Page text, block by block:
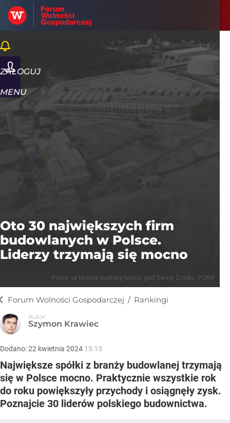
ZALOGUJ
MENU
Rankingi
Oto 30 największych firm
budowlanych w Polsce.
Liderzy trzymają się mocno
Prace na terenie budowy tunelu pod Świną Źródło: PORR
Forum Wolności Gospodarczej / Rankingi
Autor:
Szymon Krawiec
Dodano:22 kwietnia 2024 15:13
Największe spółki z branży budowlanej trzymają
się w Polsce mocno. Praktycznie wszystkie rok
do roku powiększyły przychody i osiągnęły zysk.
Poznajcie 30 liderów polskiego budownictwa.